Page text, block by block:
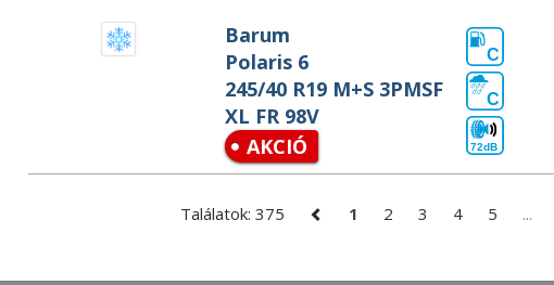
Barum
Polaris 6
245/40 R19 M+S 3PMSF
XL FR 98V
AKCIÓ
C
C
72dB
Találatok: 375 1 2 3 4 5 ...